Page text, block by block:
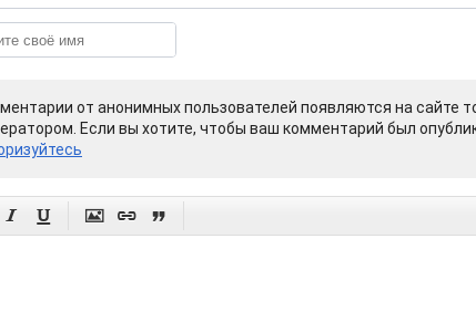
от анонимных пользователей появляются на сайте
Если вы хотите, чтобы ваш комментарий был
    